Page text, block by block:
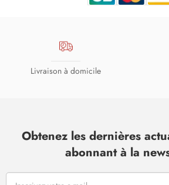
Livraison à domicile
Obtenez les dernières
abonnant à la